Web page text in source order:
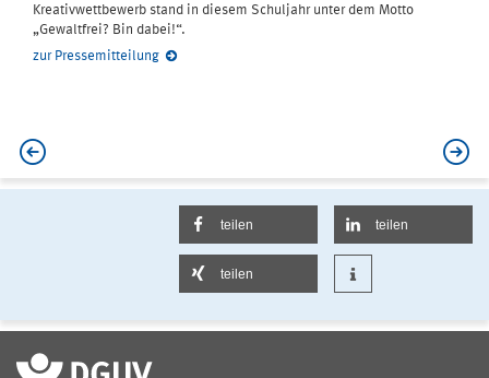
Kreativwettbewerb stand in diesem Schuljahr unter dem Motto
„Gewaltfrei? Bin dabei!“.
zur Pressemitteilung
teilen teilen
teilen